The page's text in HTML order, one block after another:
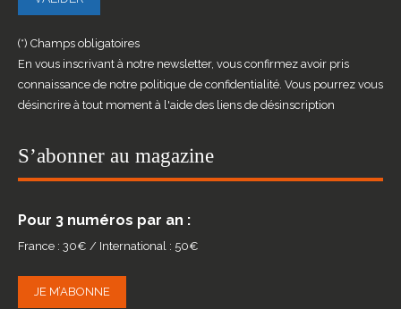
(*) Champs obligatoires
En vous inscrivant à notre newsletter, vous confirmez avoir pris
connaissance de notre politique de confidentialité. Vous pourrez vous
désincrire à tout moment à l'aide des liens de désinscription
S’abonner au magazine
Pour 3 numéros par an :
France : 30€ / International : 50€
JE M’ABONNE